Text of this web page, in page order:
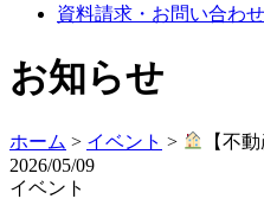
資料請求・お問い合わせ
お知らせ
ホーム > イベント >
【不
2026/05/09
イベント